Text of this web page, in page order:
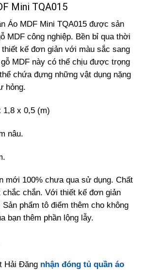
Mini TQA015
Áo MDF Mini TQA015 được sản
MDF công nghiệp. Bền bỉ qua thời
kế đơn giản với màu sắc sang
MDF này có thể chịu được trọng
chứa đựng những vật dụng nặng
hỏng.
x 0,5 (m)
nâu.
mới 100% chưa qua sử dụng. Chất
chắc chắn. Với thiết kế đơn giản
phẩm tô điểm thêm cho không
bạn thêm phần lộng lẫy.
Hải Đăng nhận đóng tủ quần áo